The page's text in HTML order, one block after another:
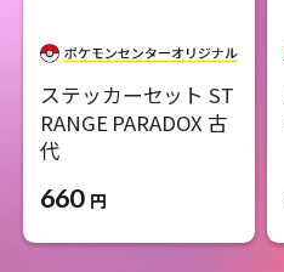
ステッカーセット ST
RANGE PARADOX 古
代
660 円